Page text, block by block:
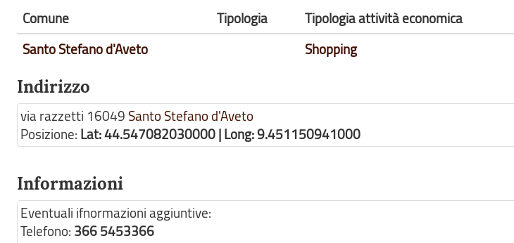
Comune Tipologia Tipologia attività economica
Santo Stefano d'Aveto
Shopping
Indirizzo
via razzetti 16049 Santo Stefano d'Aveto
Posizione: Lat: 44.547082030000 | Long: 9.451150941000
Informazioni
Eventuali ifnormazioni aggiuntive:
Telefono: 366 5453366